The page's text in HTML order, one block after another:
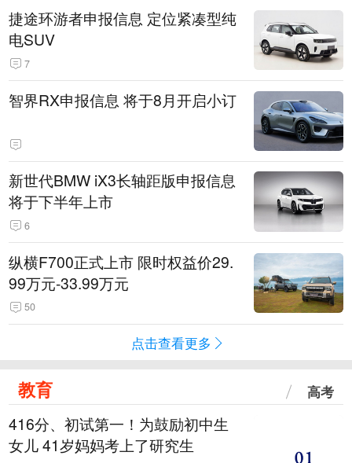
捷途环游者申报信息 定位紧凑型纯
电SUV
7
智界RX申报信息 将于8月开启小订
新世代BMW iX3长轴距版申报信息
将于下半年上市
6
纵横F700正式上市 限时权益价29.
99万元-33.99万元
50
点击查看更多
教育 高考
416分、初试第一！为鼓励初中生
女儿 41岁妈妈考上了研究生